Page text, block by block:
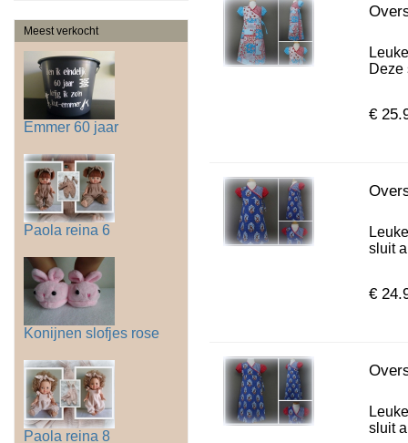
Meest verkocht
Emmer 60 jaar
Paola reina 6
Konijnen slofjes rose
Paola reina 8
Deze
€
sluit
€
sluit